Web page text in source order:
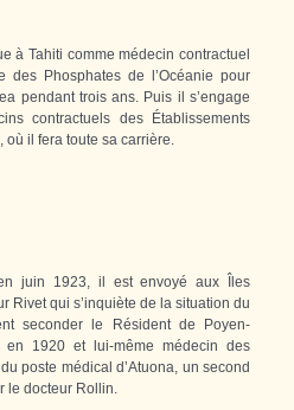
à Tahiti comme médecin contractuel
des Phosphates de l’Océanie pour
pendant trois ans. Puis il s’engage
contractuels des Établissements
où il fera toute sa carrière.
juin 1923, il est envoyé aux Îles
Rivet qui s’inquiète de la situation du
seconder le Résident de Poyen-
en 1920 et lui-même médecin des
poste médical d’Atuona, un second
le docteur Rollin.